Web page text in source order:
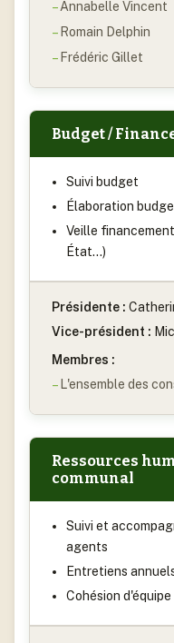
Annabelle Vincent
Romain Delphin
Frédéric Gillet
Budget /
Suivi budget
Élaboration
Veille
État…)
Présidente :
Vice-président :
Membres :
L'ensemble des
Ressources
communal
Suivi et
agents
Entretiens
Cohésion d'équipe